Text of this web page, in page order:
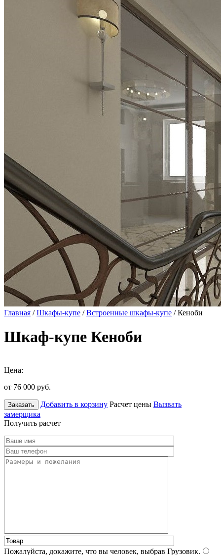
Главная /Шкафы-купе /Встроенные шкафы-купе / Кеноби
Шкаф-купе Кеноби
Цена:
от 76 000 руб.
Заказать Добавить в корзину Расчет цены Вызвать
замерщика
Получить расчет
Пожалуйста, докажите, что вы человек, выбрав Грузовик.